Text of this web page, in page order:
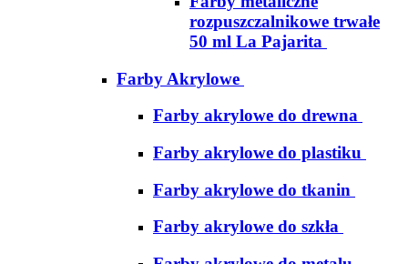
rozpuszczalnikowe trwałe
50 ml La Pajarita
Farby Akrylowe
Farby akrylowe do drewna
Farby akrylowe do plastiku
Farby akrylowe do tkanin
Farby akrylowe do szkła